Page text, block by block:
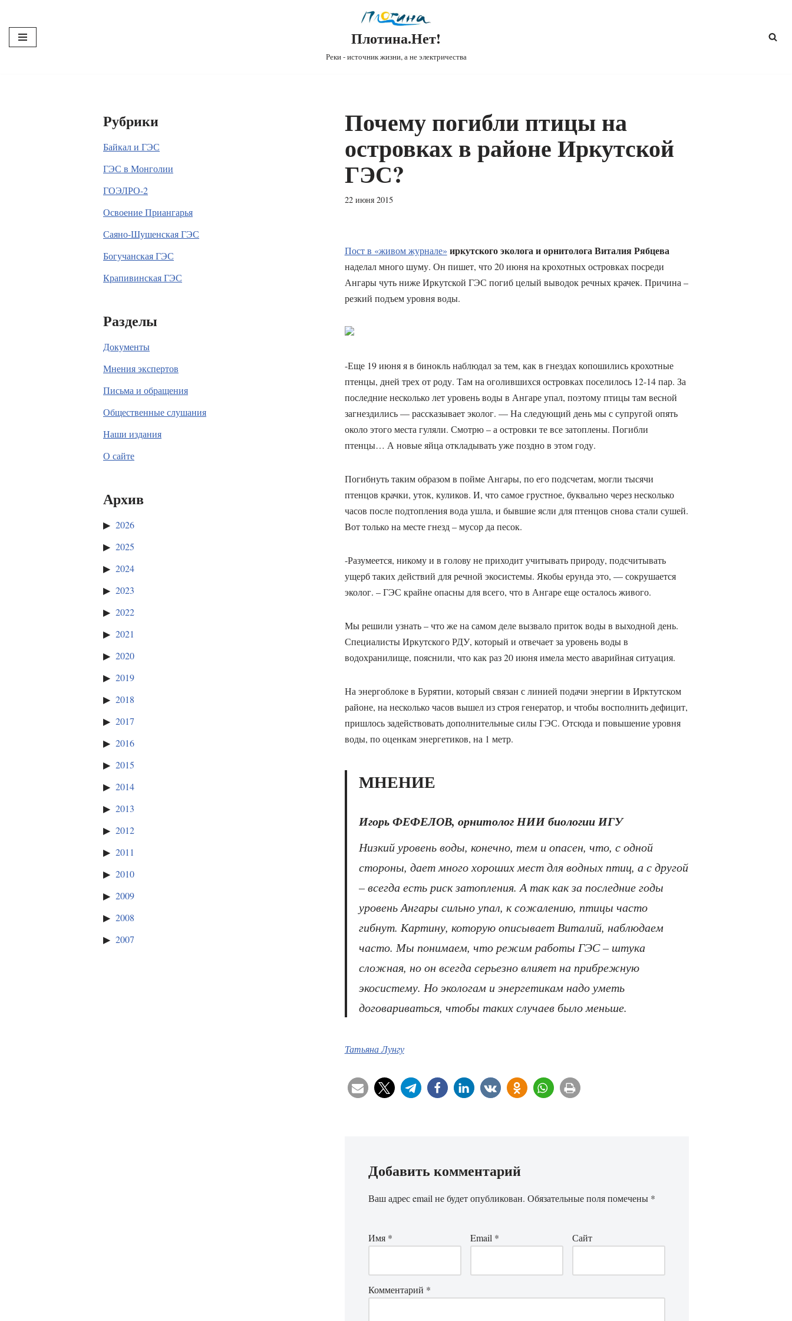
Перейти
к
Плотина.Нет!
Реки - источник жизни, а не электричества
Рубрики
Байкал и ГЭС
ГЭС в Монголии
ГОЭЛРО-2
Освоение Приангарья
Саяно-Шушенская ГЭС
Богучанская ГЭС
Крапивинская ГЭС
Разделы
Документы
Мнения экспертов
Письма и обращения
Общественные слушания
Наши издания
О сайте
Архив
2026
2025
2024
2023
2022
2021
2020
2019
2018
2017
2016
2015
2014
2013
2012
2011
2010
2009
2008
2007
Почему погибли птицы на
островках в районе Иркутской
ГЭС?
22 июня 2015
Пост в «живом журнале» иркутского эколога и орнитолога Виталия Рябцева
наделал много шуму. Он пишет, что 20 июня на крохотных островках посреди
Ангары чуть ниже Иркутской ГЭС погиб целый выводок речных крачек. Причина –
резкий подъем уровня воды.
-Еще 19 июня я в бинокль наблюдал за тем, как в гнездах копошились крохотные
птенцы, дней трех от роду. Там на оголившихся островках поселилось 12-14 пар. За
последние несколько лет уровень воды в Ангаре упал, поэтому птицы там весной
загнездились — рассказывает эколог. — На следующий день мы с супругой опять
около этого места гуляли. Смотрю – а островки те все затоплены. Погибли
птенцы… А новые яйца откладывать уже поздно в этом году.
Погибнуть таким образом в пойме Ангары, по его подсчетам, могли тысячи
птенцов крачки, уток, куликов. И, что самое грустное, буквально через несколько
часов после подтопления вода ушла, и бывшие ясли для птенцов снова стали сушей.
Вот только на месте гнезд – мусор да песок.
-Разумеется, никому и в голову не приходит учитывать природу, подсчитывать
ущерб таких действий для речной экосистемы. Якобы ерунда это, — сокрушается
эколог. – ГЭС крайне опасны для всего, что в Ангаре еще осталось живого.
Мы решили узнать – что же на самом деле вызвало приток воды в выходной день.
Специалисты Иркутского РДУ, который и отвечает за уровень воды в
водохранилище, пояснили, что как раз 20 июня имела место аварийная ситуация.
На энергоблоке в Бурятии, который связан с линией подачи энергии в Ирктутском
районе, на несколько часов вышел из строя генератор, и чтобы восполнить дефицит,
пришлось задействовать дополнительные силы ГЭС. Отсюда и повышение уровня
воды, по оценкам энергетиков, на 1 метр.
МНЕНИЕ
Игорь ФЕФЕЛОВ, орнитолог НИИ биологии ИГУ
Низкий уровень воды, конечно, тем и опасен, что, с одной
стороны, дает много хороших мест для водных птиц, а с другой
– всегда есть риск затопления. А так как за последние годы
уровень Ангары сильно упал, к сожалению, птицы часто
гибнут. Картину, которую описывает Виталий, наблюдаем
часто. Мы понимаем, что режим работы ГЭС – штука
сложная, но он всегда серьезно влияет на прибрежную
экосистему. Но экологам и энергетикам надо уметь
договариваться, чтобы таких случаев было меньше.
Татьяна Лунгу
Добавить комментарий
Ваш адрес email не будет опубликован. Обязательные поля помечены *
Имя * Email * Сайт
Комментарий *